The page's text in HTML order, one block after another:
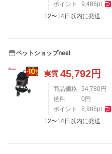
ポイント
9,486pt
12〜14日以内に発送
ペットショップneel
実質 45,792円
商品価格 54,780 円
送料
0 円
ポイント
8,988pt
12〜14日以内に発送